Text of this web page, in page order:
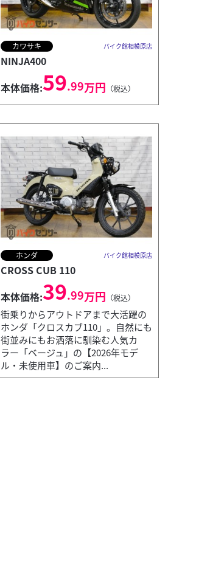
カワサキ バイク館相模原店
NINJA400
本体価格:59.99万円 （税込）
ホンダ バイク館相模原店
CROSS CUB 110
本体価格:39.99万円 （税込）
街乗りからアウトドアまで大活躍の
ホンダ「クロスカブ110」。自然にも
街並みにもお洒落に馴染む人気カ
ラー「ベージュ」の【2026年モデ
ル・未使用車】のご案内...